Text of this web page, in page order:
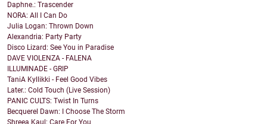
Daphne.: Trascender
NORA: All I Can Do
Julia Logan: Thrown Down
Alexandria: Party Party
Disco Lizard: See You in Paradise
DAVE VIOLENZA - FALENA
ILLUMINADE - GRIP
TaniA Kyllikki - Feel Good Vibes
Later.: Cold Touch (Live Session)
PANIC CULTS: Twist In Turns
Becquerel Dawn: I Choose The Storm
Shreea Kaul: Care For You